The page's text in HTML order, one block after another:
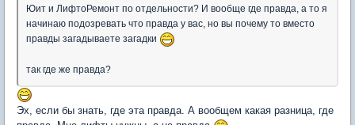
Юит и ЛифтоРемонт по отдельности? И вообще где правда, а то я
начинаю подозревать что правда у вас, но вы почему то вместо
правды загадываете загадки
так где же правда?
Эх, если бы знать, где эта правда. А вообщем какая разница, где